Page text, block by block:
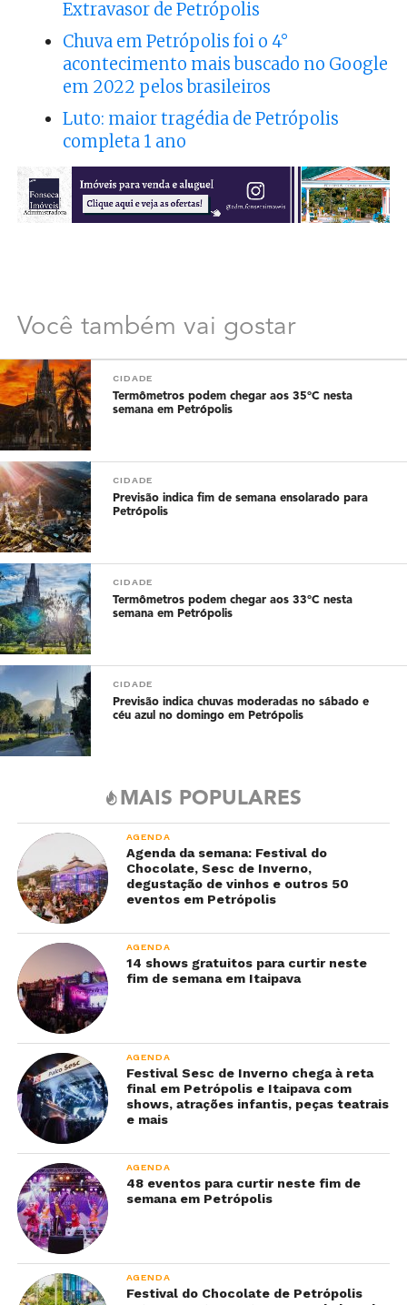
Extravasor de Petrópolis
Chuva em Petrópolis foi o 4°
acontecimento mais buscado no Google
em 2022 pelos brasileiros
Luto: maior tragédia de Petrópolis
completa 1 ano
Você também vai gostar
CIDADE
Termômetros podem chegar aos 35°C nesta
semana em Petrópolis
CIDADE
Previsão indica fim de semana ensolarado para
Petrópolis
CIDADE
Termômetros podem chegar aos 33°C nesta
semana em Petrópolis
CIDADE
Previsão indica chuvas moderadas no sábado e
céu azul no domingo em Petrópolis
MAIS POPULARES
AGENDA
Agenda da semana: Festival do
Chocolate, Sesc de Inverno,
degustação de vinhos e outros 50
eventos em Petrópolis
AGENDA
14 shows gratuitos para curtir neste
fim de semana em Itaipava
AGENDA
Festival Sesc de Inverno chega à reta
final em Petrópolis e Itaipava com
shows, atrações infantis, peças teatrais
e mais
AGENDA
48 eventos para curtir neste fim de
semana em Petrópolis
AGENDA
Festival do Chocolate de Petrópolis